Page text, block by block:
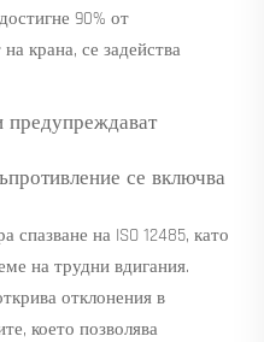
90% от
крана, се задейства
предупреждават
се включва
спазване на ISO 12485, като
на трудни вдигания.
отклонения в
което позволява